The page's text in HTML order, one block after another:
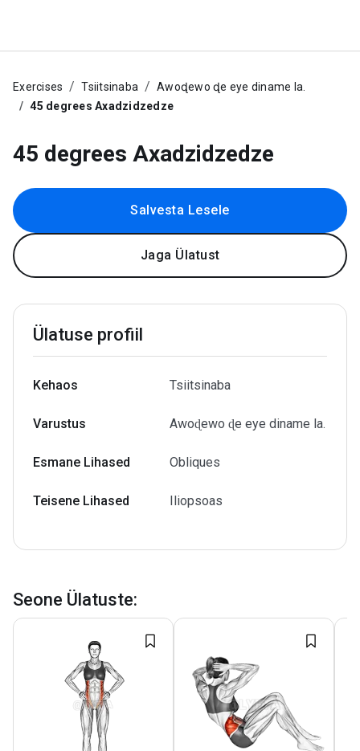
Exercises Tsiitsinaba
Awoɖewo ɖe eye diname la.
45 degrees Axadzidzedze
45 degrees Axadzidzedze
Salvesta Lesele
Jaga Ülatust
Ülatuse profiil
Kehaos Tsiitsinaba
Varustus Awoɖewo ɖe eye diname la.
Esmane Lihased Obliques
Teisene Lihased Iliopsoas
Seone Ülatuste: